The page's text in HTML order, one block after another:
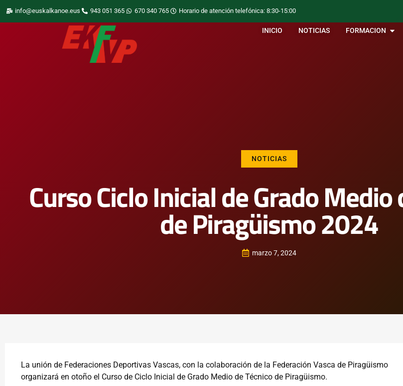
info@euskalkanoe.eus 943 051 365 670 340 765 Horario de atención telefónica: 8:30-15:00
INICIO NOTICIAS FORMACION
NOTICIAS
Curso Ciclo Inicial de Grado Medio
de Piragüismo 2024
marzo 7, 2024
La unión de Federaciones Deportivas Vascas, con la colaboración de la Federación Vasca de Piragüismo
organizará en otoño el Curso de Ciclo Inicial de Grado Medio de Técnico de Piragüismo.